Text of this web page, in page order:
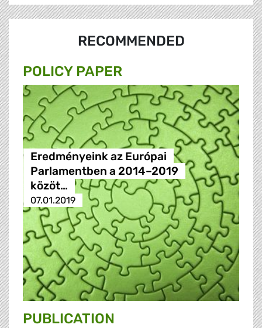
RECOMMENDED
POLICY PAPER
Eredményeink az Európai
Parlamentben a 2014–2019
közöt…
07.01.2019
PUBLICATION